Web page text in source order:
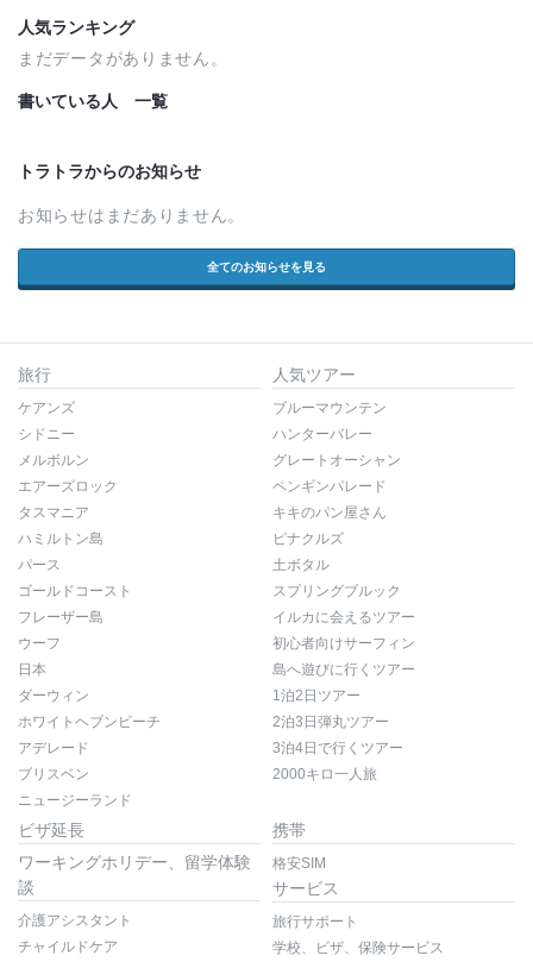
人気ランキング
まだデータがありません。
書いている人 一覧
トラトラからのお知らせ
お知らせはまだありません。
全てのお知らせを見る
旅行
ケアンズ
シドニー
メルボルン
エアーズロック
タスマニア
ハミルトン島
パース
ゴールドコースト
フレーザー島
ウーフ
日本
ダーウィン
ホワイトヘブンビーチ
アデレード
ブリスベン
ニュージーランド
人気ツアー
ブルーマウンテン
ハンターバレー
グレートオーシャン
ペンギンパレード
キキのパン屋さん
ピナクルズ
土ボタル
スプリングブルック
イルカに会えるツアー
初心者向けサーフィン
島へ遊びに行くツアー
1泊2日ツアー
2泊3日弾丸ツアー
3泊4日で行くツアー
2000キロ一人旅
ビザ延長
ワーキングホリデー、留学体験
談
介護アシスタント
チャイルドケア
携帯
格安SIM
サービス
旅行サポート
学校、ビザ、保険サービス